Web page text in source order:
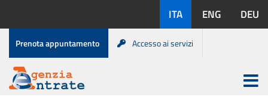
contenuto
disponibili:
ITA ENG DEU
Menu
di
servizio
Prenota appuntamento Accesso ai servizi
Apri
menu